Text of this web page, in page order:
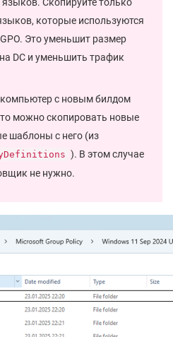
Скопируйте только
которые используются
Это уменьшит размер
DC и уменьшить трафик
компьютер с новым билдом
можно скопировать новые
шаблоны с него (из
). В этом случае
не нужно.